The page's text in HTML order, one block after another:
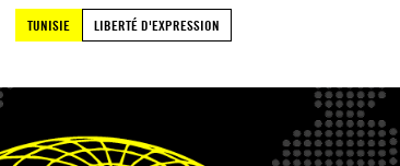
TUNISIE
LIBERTÉ D'EXPRESSION